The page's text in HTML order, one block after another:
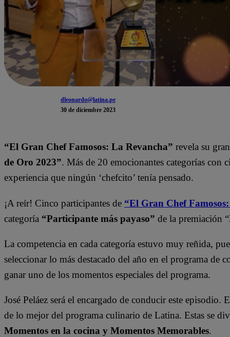
dleonardo@latina.pe
30 de diciembre 2023
“El Gran Chef Famosos: La Revancha” revela su
de Oro 2023”. Más de 20 emocionantes categorías con
experiencia que ningún ‘chefcito’ tenía pensado.
¡A reír! Cinco participantes de “El Gran Chef
categoría “Participante más payaso” de la premiación “
La competencia en cada categoría estuvo muy reñida,
seleccionar lo más destacado del año en el programa de
ganar uno de los momentos especiales del programa.
José Peláez será el encargado de conducir este episodio.
de lo mejor del programa culinario de Latina. Estas se
Momentos en la cocina y Momentos Memorables.